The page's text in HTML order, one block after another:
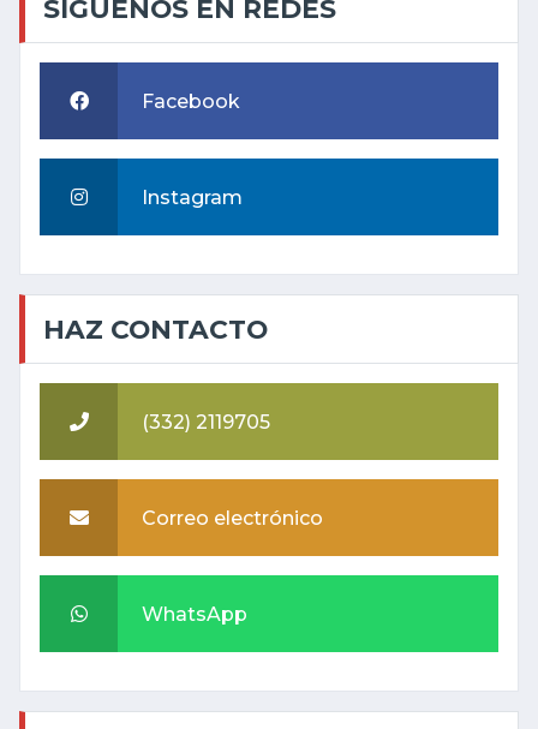
SÍGUENOS EN REDES
Facebook
Instagram
HAZ CONTACTO
(332) 2119705
Correo electrónico
WhatsApp